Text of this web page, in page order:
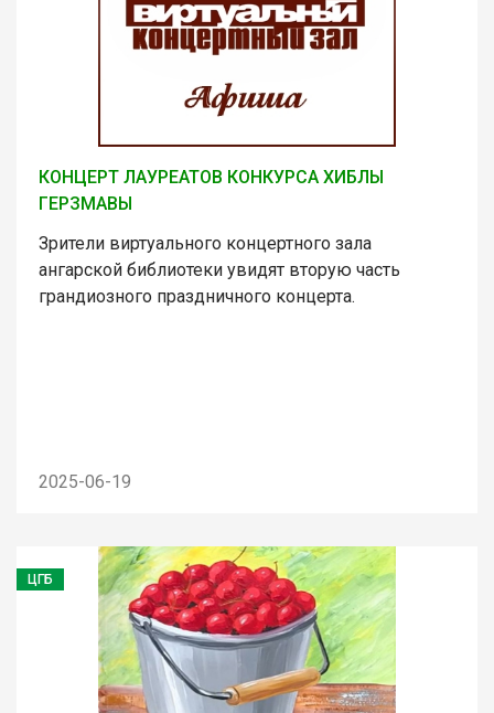
КОНЦЕРТ ЛАУРЕАТОВ КОНКУРСА ХИБЛЫ
ГЕРЗМАВЫ
Зрители виртуального концертного зала
ангарской библиотеки увидят вторую часть
грандиозного праздничного концерта.
2025-06-19
ЦГБ